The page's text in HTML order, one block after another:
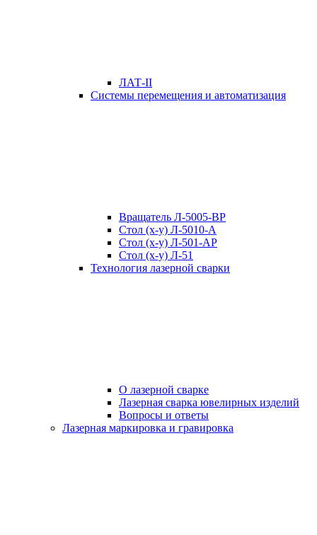
ЛАТ-II
Системы перемещения и автоматизация
Вращатель Л-5005-ВР
Стол (x-y) Л-5010-А
Стол (x-y) Л-501-АР
Стол (x-y) Л-51
Технология лазерной сварки
О лазерной сварке
Лазерная сварка ювелирных изделий
Вопросы и ответы
Лазерная маркировка и гравировка